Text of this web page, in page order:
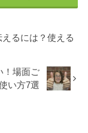
るには？使える
！場面ご
い方7選